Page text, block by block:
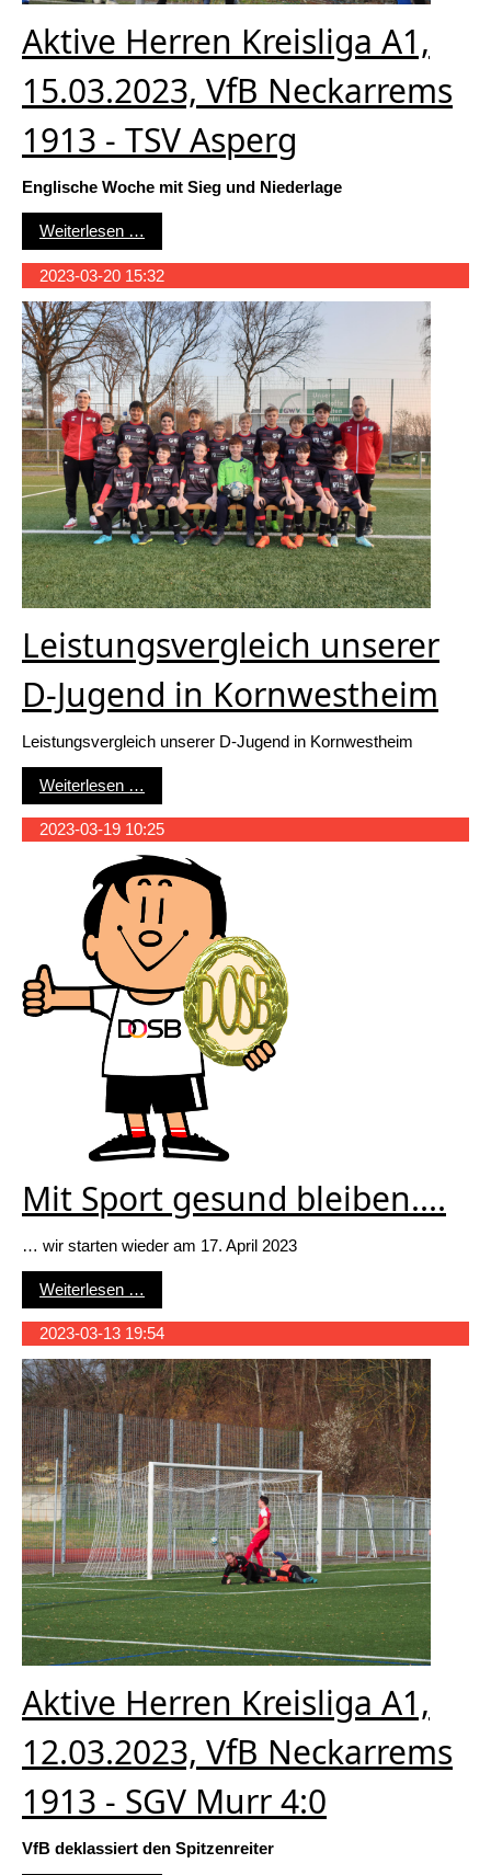
Aktive Herren Kreisliga A1,
15.03.2023, VfB Neckarrems
1913 - TSV Asperg
Englische Woche mit Sieg und Niederlage
Weiterlesen …
2023-03-20 15:32
Leistungsvergleich unserer
D-Jugend in Kornwestheim
Leistungsvergleich unserer D-Jugend in Kornwestheim
Weiterlesen …
2023-03-19 10:25
Mit Sport gesund bleiben....
… wir starten wieder am 17. April 2023
Weiterlesen …
2023-03-13 19:54
Aktive Herren Kreisliga A1,
12.03.2023, VfB Neckarrems
1913 - SGV Murr 4:0
VfB deklassiert den Spitzenreiter